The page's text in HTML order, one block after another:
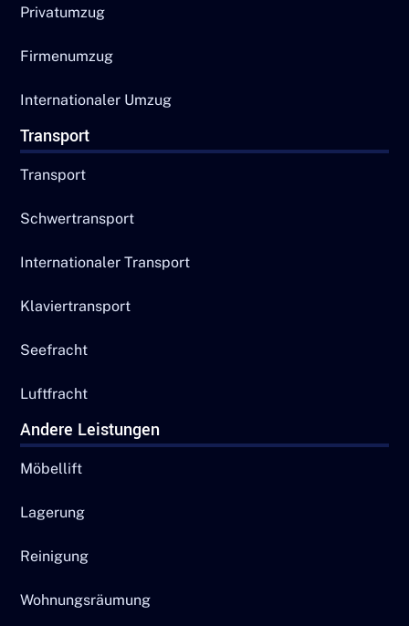
Privatumzug
Firmenumzug
Internationaler Umzug
Transport
Transport
Schwertransport
Internationaler Transport
Klaviertransport
Seefracht
Luftfracht
Andere Leistungen
Möbellift
Lagerung
Reinigung
Wohnungsräumung